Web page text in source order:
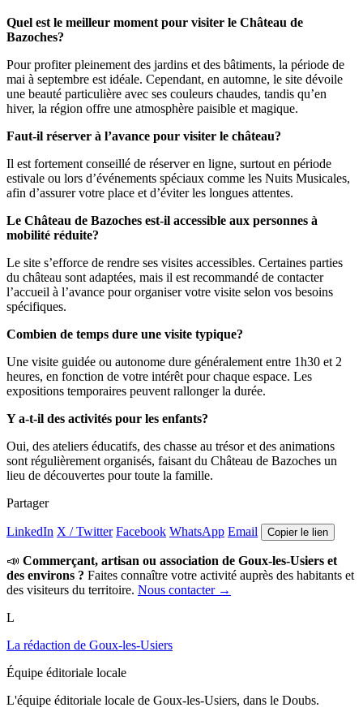
Quel est le meilleur moment pour visiter le Château de
Bazoches?
Pour profiter pleinement des jardins et des bâtiments, la période de
mai à septembre est idéale. Cependant, en automne, le site dévoile
une beauté particulière avec ses couleurs chaudes, tandis qu’en
hiver, la région offre une atmosphère paisible et magique.
Faut-il réserver à l’avance pour visiter le château?
Il est fortement conseillé de réserver en ligne, surtout en période
estivale ou lors d’événements spéciaux comme les Nuits Musicales,
afin d’assurer votre place et d’éviter les longues attentes.
Le Château de Bazoches est-il accessible aux personnes à
mobilité réduite?
Le site s’efforce de rendre ses visites accessibles. Certaines parties
du château sont adaptées, mais il est recommandé de contacter
l’accueil à l’avance pour organiser votre visite selon vos besoins
spécifiques.
Combien de temps dure une visite typique?
Une visite guidée ou autonome dure généralement entre 1h30 et 2
heures, en fonction de votre intérêt pour chaque espace. Les
expositions temporaires peuvent rallonger la durée.
Y a-t-il des activités pour les enfants?
Oui, des ateliers éducatifs, des chasse au trésor et des animations
sont régulièrement organisés, faisant du Château de Bazoches un
lieu de découvertes pour toute la famille.
Partager
LinkedIn X / Twitter Facebook WhatsApp Email Copier le lien
📣 Commerçant, artisan ou association de Goux-les-Usiers et
des environs ? Faites connaître votre activité auprès des habitants et
des visiteurs du territoire. Nous contacter →
L
La rédaction de Goux-les-Usiers
Équipe éditoriale locale
L'équipe éditoriale locale de Goux-les-Usiers, dans le Doubs.